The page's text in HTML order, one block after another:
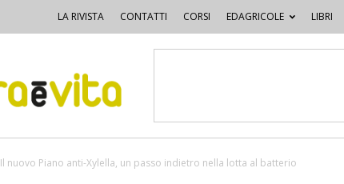
LA RIVISTA CONTATTI CORSI EDAGRICOLE LIBRI
Il nuovo Piano anti-Xylella, un passo indietro nella lotta al batterio